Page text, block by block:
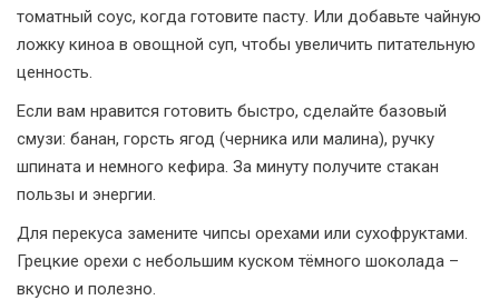
томатный соус, когда готовите пасту. Или добавьте чайную
ложку киноа в овощной суп, чтобы увеличить питательную
ценность.
Если вам нравится готовить быстро, сделайте базовый
смузи: банан, горсть ягод (черника или малина), ручку
шпината и немного кефира. За минуту получите стакан
пользы и энергии.
Для перекуса замените чипсы орехами или сухофруктами.
Грецкие орехи с небольшим куском тёмного шоколада –
вкусно и полезно.